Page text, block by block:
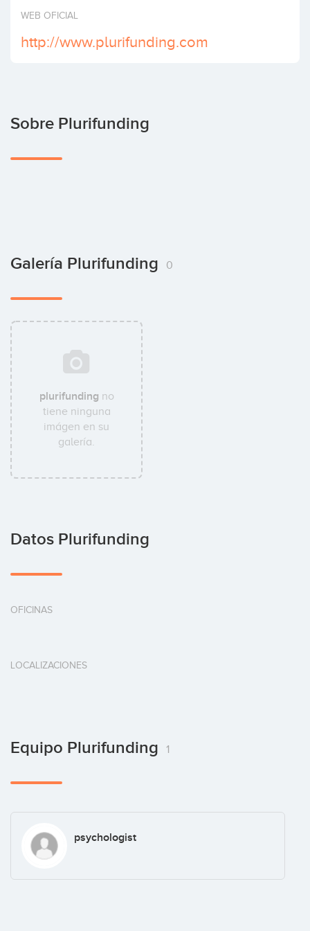
Invertir
WEB OFICIAL
http://www.plurifunding.com
Sobre Plurifunding
Galería Plurifunding 0
plurifunding no
tiene ninguna
imágen en su
galería.
Datos Plurifunding
OFICINAS
LOCALIZACIONES
Equipo Plurifunding 1
psychologist